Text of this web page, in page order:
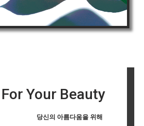
For Your Beauty
당신의 아름다움을 위해